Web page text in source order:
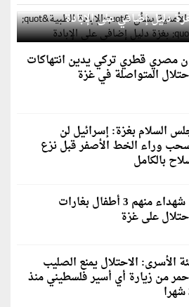
دليل إضافي على الإبادة
مصري قطري تركي يدين انتهاكات
المتواصلة في غزة
السلام بغزة: إسرائيل لن
وراء الخط الأصفر قبل نزع
بالكامل
10 شهداء منهم 3 أطفال بغارات
على غزة
الأسرى: الاحتلال يمنع الصليب
من زيارة أي أسير فلسطيني منذ